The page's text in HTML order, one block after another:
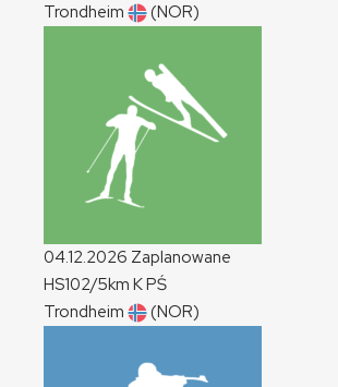
Trondheim
(NOR)
04.12.2026 Zaplanowane
HS102/5km KPŚ
Trondheim
(NOR)